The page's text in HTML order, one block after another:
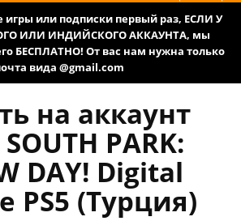
или подписки первый раз, ЕСЛИ У
ИЛИ ИНДИЙСКОГО АККАУНТА, мы
БЕСПЛАТНО! От вас нам нужна только
вида @gmail.com
на аккаунт
PARK:
DAY! Digital
PS5 (Турция)